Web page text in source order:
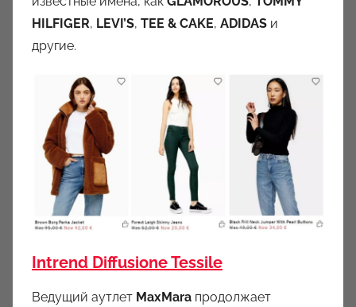
HILFIGER, LEVI’S, TEE & CAKE, ADIDAS и
другие.
Intrend Diffusione Tessile
Ведущий аутлет MaxMara продолжает